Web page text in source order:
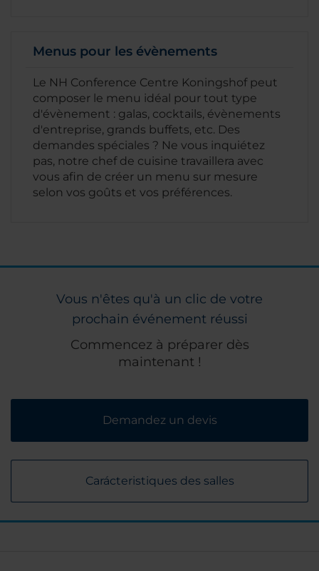
Menus pour les évènements
Le NH Conference Centre Koningshof peut
composer le menu idéal pour tout type
d'évènement : galas, cocktails, évènements
d'entreprise, grands buffets, etc. Des
demandes spéciales ? Ne vous inquiétez
pas, notre chef de cuisine travaillera avec
vous afin de créer un menu sur mesure
selon vos goûts et vos préférences.
Vous n'êtes qu'à un clic de votre
prochain événement réussi
Commencez à préparer dès
maintenant !
Demandez un devis
Carácteristiques des salles